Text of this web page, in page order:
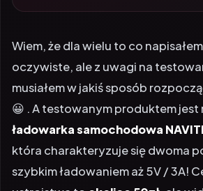
oczywiste, ale z uwagi na
musiałem w jakiś sposób
😀 . A testowanym produktem jest
ładowarka samochodowa
która charakteryzuje się dwoma
szybkim ładowaniem aż 5V / 3A!
ustrojstwa tookolice 50zł , ale